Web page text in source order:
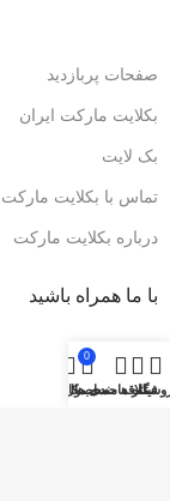
صفحات پربازدید
بکلایت مارکت ایران
بک لایت
تماس با بکلایت مارکت
درباره بکلایت مارکت
با ما همراه باشید
فیلتر ها
علاقه مندی ها
0
محصول
حساب کاربری من